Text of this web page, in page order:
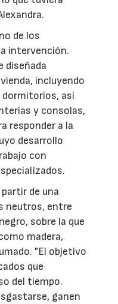
de los
intervención.
diseñada
incluyendo
dormitorios, así
y consolas,
responder a la
desarrollo
con
de una
neutros, entre
sobre la que
madera,
"El objetivo
que
del tiempo.
ganen